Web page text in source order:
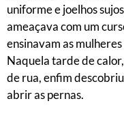
uniforme e joelhos
ameaçava com um
ensinavam as
Naquela tarde de
de rua, enfim
abrir as pernas.